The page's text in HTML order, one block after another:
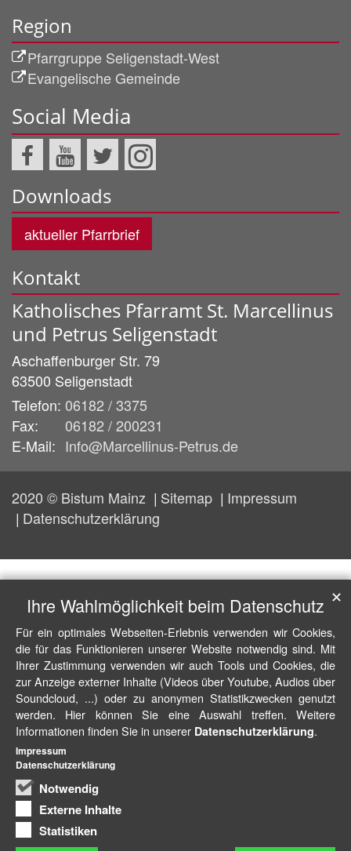
Region
Pfarrgruppe Seligenstadt-West
Evangelische Gemeinde
Social Media
Downloads
aktueller Pfarrbrief
Kontakt
Katholisches Pfarramt St. Marcellinus
und Petrus Seligenstadt
Aschaffenburger Str. 79
63500 Seligenstadt
Telefon: 06182 / 3375
Fax:
06182 / 200231
E-Mail: Info@Marcellinus-Petrus.de
2020 © Bistum Mainz Sitemap
Impressum
Datenschutzerklärung
Ihre Wahlmöglichkeit beim Datenschutz
Für ein optimales Webseiten-Erlebnis verwenden wir Cookies,
die für das Funktionieren unserer Website notwendig sind. Mit
Ihrer Zustimmung verwenden wir auch Tools und Cookies, die
zur Anzeige externer Inhalte (Videos über Youtube, Audios über
Soundcloud, ...) oder zu anonymen Statistikzwecken genutzt
werden. Hier können Sie eine Auswahl treffen. Weitere
Informationen finden Sie in unserer Datenschutzerklärung.
Notwendig
Externe Inhalte
Statistiken
✕
Impressum
Datenschutzerklärung